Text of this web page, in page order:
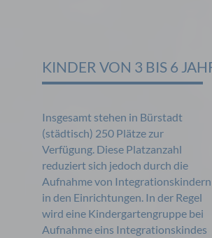
KINDER VON 3 BIS 6
Insgesamt stehen in Bürstadt
(städtisch) 250 Plätze zur
Verfügung. Diese Platzanzahl
reduziert sich jedoch durch die
Aufnahme von Integrationskindern
in den Einrichtungen. In der Regel
wird eine Kindergartengruppe bei
Aufnahme eins Integrationskindes